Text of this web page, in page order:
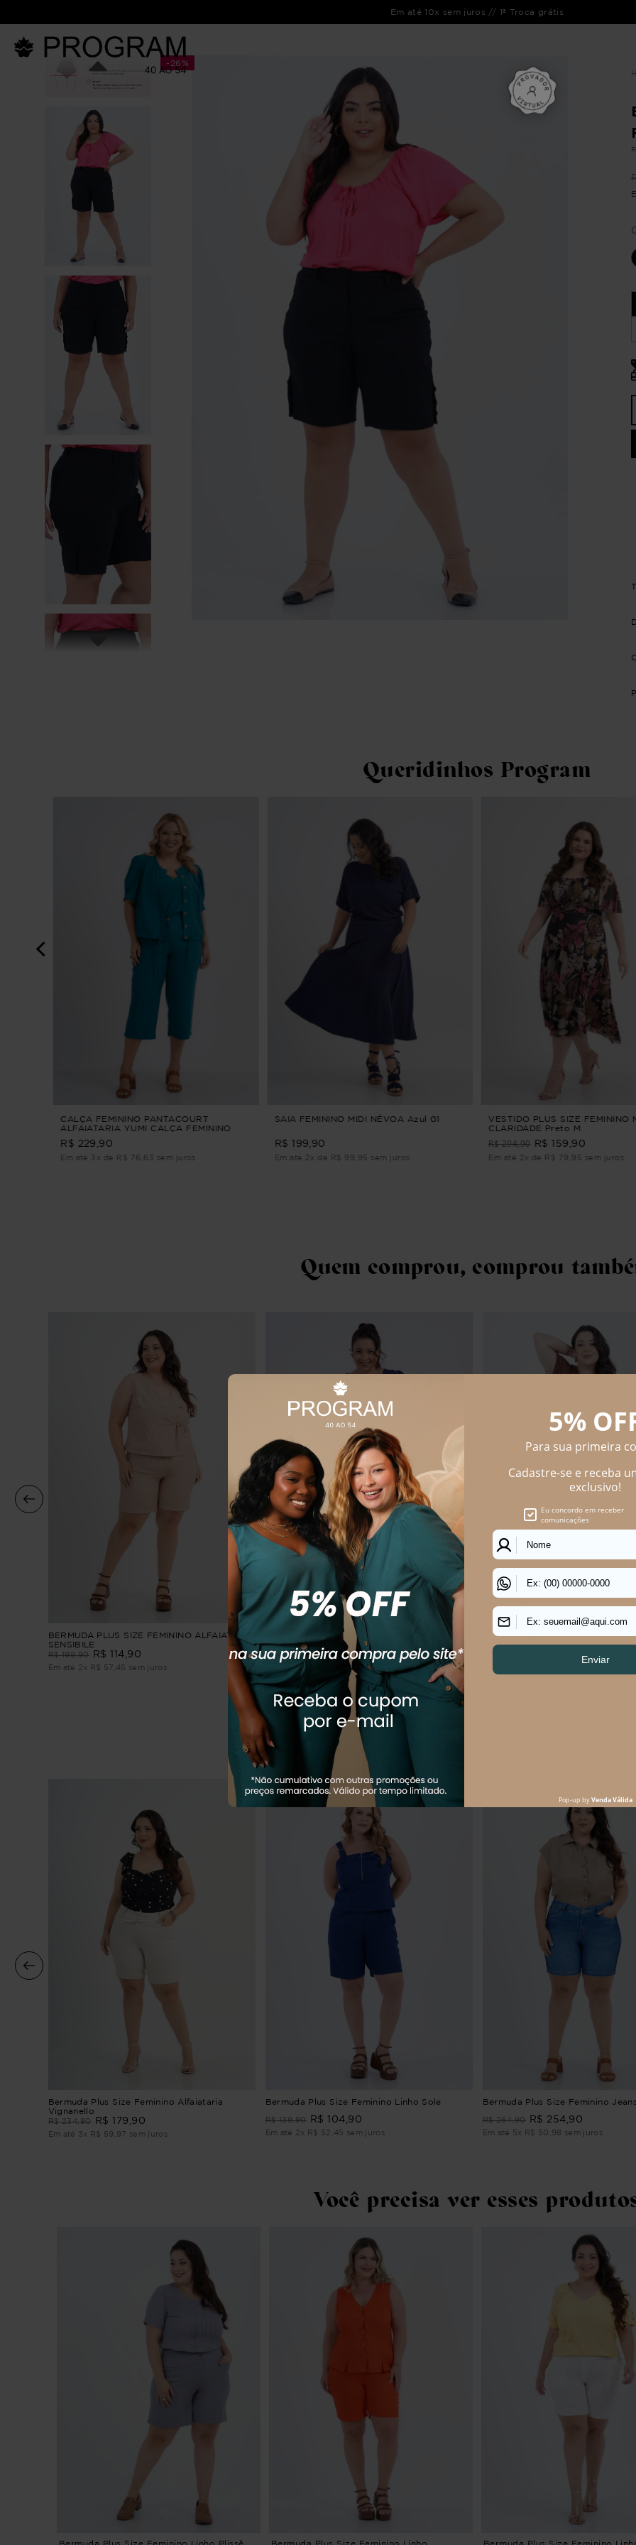
Em até 10x sem juros // 1ª Troca grátis
- 26%
Queridinhos Program
CALÇA FEMININO PANTACOURT
ALFAIATARIA YUMI CALÇA FEMININO
PANTACOURT ALFAIATARIA Verde M
R$ 229,90
Em até 3x de R$ 76,63 sem juros
SAIA FEMININO MIDI NÉVOA Azul G1
R$ 199,90
Em até 2x de R$ 99,95 sem juros
VESTIDO PLUS SIZE FEMININO
CLARIDADE Preto M
R$ 294,90 R$ 159,90
Em até 2x de R$ 79,95 sem juros
Quem comprou, comprou
BERMUDA PLUS SIZE FEMININO ALFAIATARIA
SENSIBILE
R$ 199,90 R$ 114 90
Em até 2x R$ 57 45 sem juros
BERMUDA PLUS SIZE FEMININO ALFAIATARIA
FRASCATI
R$ 199,90 R$ 179,90
Em até3x sem juros
Bermuda Plus Size Feminino
Os mais vendidos
Bermuda Plus Size Feminino Alfaiataria
Vignanello
R$ 234,90 R$ 179 90
Em até 3x R$ 59 97 sem juros
Bermuda Plus Size Feminino Linho Sole
R$ 139,90 R$ 104 90
Em até 2x R$ 52 45 sem juros
Bermuda Plus Size Feminino
R$ 264,90 R$ 254 90
Em até 5x R$ 50 98 sem juros
Você precisa ver esses
Bermuda Plus Size Feminino Linho Plissê Bermuda Plus Size Feminino Linho Bermuda Plus Size Feminino